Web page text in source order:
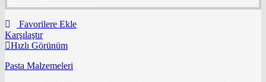
Favorilere Ekle
Karşılaştır
Hızlı Görünüm
Pasta Malzemeleri